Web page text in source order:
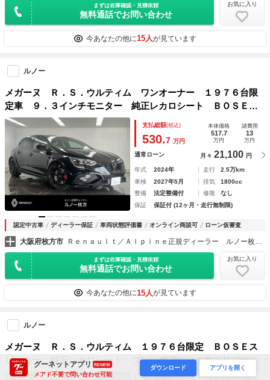
まずは在庫確認・見積依頼
無料通話でお問い合わせ
お気に入り
今あなたの他に15人が見ています
ルノー
メガーヌ Ｒ．Ｓ．ウルティム ワンオーナー １９７６台限
定車 ９．３インチモニター 純正レカロシート ＢＯＳＥス
ピーカー ブレンボブレーキキャリパー ＡｐｐｌｅＣａｒｐ
ｌａｙ Ｂｌｕｅｔｏｏｔｈ ＬＥＤヘッドライト バックカ
メラ
支払総額(税込)
530.7 万円
本体価格
517.7
万円
諸費用
13
万円
通常ローン 月々 21,100 円
年式 2024年 走行
2.5万km
車検
2027年5月 排気
1800cc
整備
法定整備付 修復
なし
保証
保証付 (12ヶ月・走行無制限)
認定中古車 ディーラー保証 車両状態評価書 オンライン商談可 ローン仮審査
大阪府枚方市 Ｒｅｎａｕｌｔ／Ａｌｐｉｎｅ正規ディーラー ルノー枚方・アルピーヌポイント枚方
まずは在庫確認・見積依頼
無料通話でお問い合わせ
お気に入り
今あなたの他に15人が見ています
ルノー
メガーヌ Ｒ．Ｓ．ウルティム １９７６台限定 ＢＯＳＥス
ピーカー 純正レカロシート ブレンボブレーキキャリパー
ＡｐｐｌｅＣａｒｐｌａｙ Ｂｌｕｅｔｏｏｔｈ ＬＥＤヘッ
グーネットアプリ RENEW
メアド不要で問い合わせ可能
ダウンロード アプリを開く